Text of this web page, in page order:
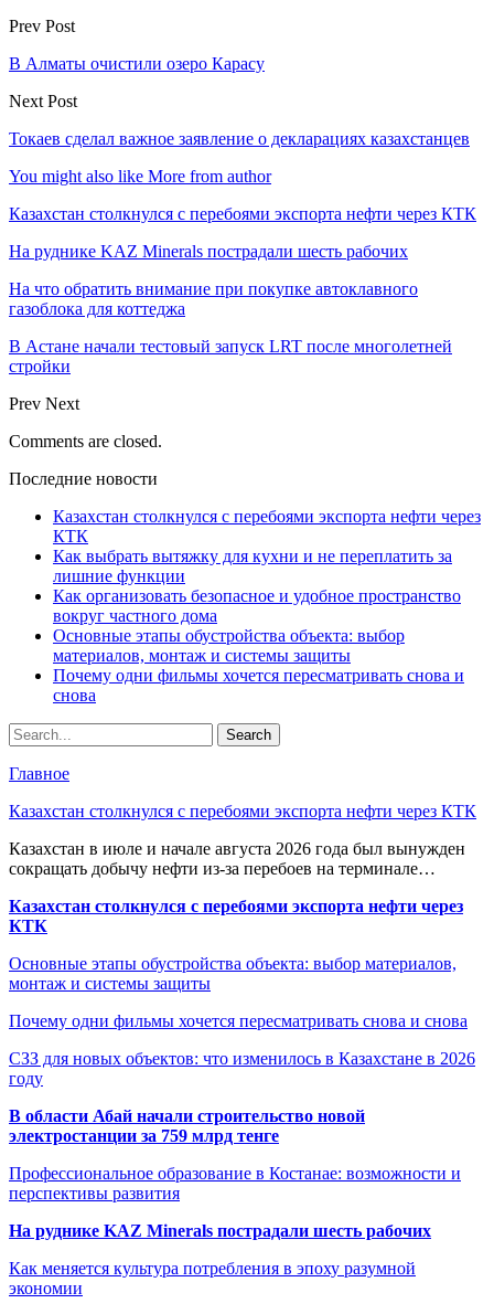
Prev Post
В Алматы очистили озеро Карасу
Next Post
Токаев сделал важное заявление о декларациях казахстанцев
You might also like More from author
Казахстан столкнулся с перебоями экспорта нефти через КТК
На руднике KAZ Minerals пострадали шесть рабочих
На что обратить внимание при покупке автоклавного
газоблока для коттеджа
В Астане начали тестовый запуск LRT после многолетней
стройки
Prev Next
Comments are closed.
Последние новости
Казахстан столкнулся с перебоями экспорта нефти через
КТК
Как выбрать вытяжку для кухни и не переплатить за
лишние функции
Как организовать безопасное и удобное пространство
вокруг частного дома
Основные этапы обустройства объекта: выбор
материалов, монтаж и системы защиты
Почему одни фильмы хочется пересматривать снова и
снова
Главное
Казахстан столкнулся с перебоями экспорта нефти через КТК
Казахстан в июле и начале августа 2026 года был вынужден
сокращать добычу нефти из-за перебоев на терминале…
Казахстан столкнулся с перебоями экспорта нефти через
КТК
Основные этапы обустройства объекта: выбор материалов,
монтаж и системы защиты
Почему одни фильмы хочется пересматривать снова и снова
СЗЗ для новых объектов: что изменилось в Казахстане в 2026
году
В области Абай начали строительство новой
электростанции за 759 млрд тенге
Профессиональное образование в Костанае: возможности и
перспективы развития
На руднике KAZ Minerals пострадали шесть рабочих
Как меняется культура потребления в эпоху разумной
экономии